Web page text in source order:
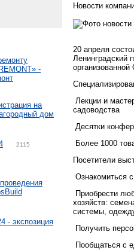
-
на
дом
2115
- экспозиция
Новости
20 апреля
Ленинградский
Лекции и
садоводства
Десятки
Более 1000
Посетители
Ознакомиться
Приобрести
хозяйств:
системы,
Получить
Пообщаться с